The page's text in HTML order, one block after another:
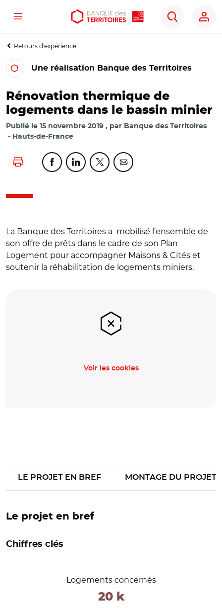
Aller
contenu
Aller
menu
Ouvrir
outils
Menu
Rechercher
Retours d'expérience
Une réalisation Banque des Territoires
Rénovation thermique de
logements dans le bassin minier
Publié le 15 novembre 2019 par Banque des Territoires
Hauts-de-France
Lancer l'impressionPartager cette page sur Facebook
Partager cette page sur Linkedin
Partager cette page sur Twitter
Partager cette page sur
La Banque des Territoires a mobilisé l’ensemble de
son offre de prêts dans le cadre de son Plan
Logement pour accompagner Maisons & Cités et
soutenir la réhabilitation de logements miniers.
Voir les cookies
LE PROJET EN BREF MONTAGE DU PROJET
Le projet en bref
Chiffres clés
Logements concernés
20 k